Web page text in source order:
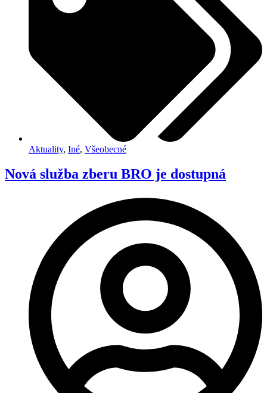
Aktuality, Iné, Všeobecné
Nová služba zberu BRO je dostupná